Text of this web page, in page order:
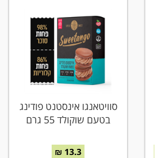
סוויטאנגו אינסטנט פודינג
בטעם שוקולד 55 גרם
13.3 ₪